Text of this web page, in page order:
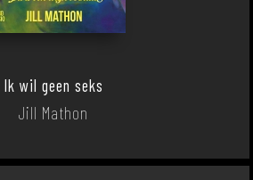
Ik wil geen seks
Jill Mathon